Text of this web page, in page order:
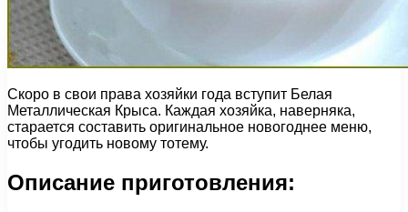
Скоро в свои права хозяйки года вступит Белая
Металлическая Крыса. Каждая хозяйка, наверняка,
старается составить оригинальное новогоднее меню,
чтобы угодить новому тотему.
Описание приготовления: